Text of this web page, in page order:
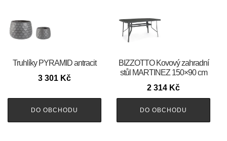
Truhlíky PYRAMID antracit
3 301 Kč
DO OBCHODU
BIZZOTTO Kovový zahradní
stůl MARTINEZ 150×90 cm
2 314 Kč
DO OBCHODU